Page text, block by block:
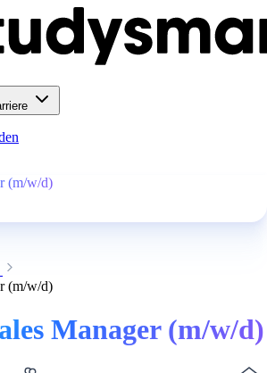
(m/w/d)
(m/w/d)
Manager (m/w/d)